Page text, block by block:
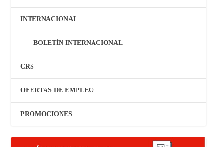
INTERNACIONAL
BOLETÍN INTERNACIONAL
CRS
OFERTAS DE EMPLEO
PROMOCIONES